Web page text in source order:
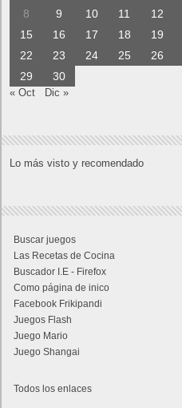
8
9 10 11 12
15
16 17 18 19
22
23 24 25 26
29
30
« Oct Dic »
Lo más visto y recomendado
Buscar juegos
Las Recetas de Cocina
Buscador I.E - Firefox
Como página de inico
Facebook Frikipandi
Juegos Flash
Juego Mario
Juego Shangai
Todos los enlaces